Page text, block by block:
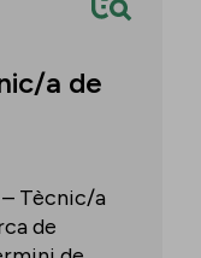
a de
Tècnic/a
de